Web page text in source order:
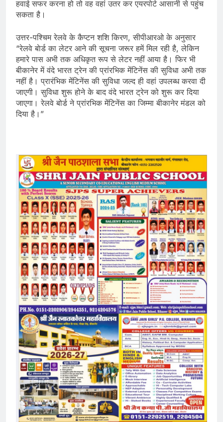
हवाई सफर करना हो तो वह वहां उतर कर एयरपोर्ट आसानी से पहुंच
सकता है।
उत्तर-पश्चिम रेलवे के कैप्टन शशि किरण, सीपीआरओ के अनुसार
“रेलवे बाेर्ड का लेटर आने की सूचना जरूर हमें मिल रही है, लेकिन
हमारे पास अभी तक अधिकृत रूप से लेटर नहीं आया है। फिर भी
बीकानेर में वंदे भारत ट्रेन की प्रांरभिक मेंटिनेंस की सुविधा अभी तक
नहीं है। प्रारंभिक मेंटिनेंस की सुविधा जल्द ही वहां उपलब्ध करवा दी
जाएगी। सुविधा शुरू होने के बाद वंदे भारत ट्रेन को शुरू कर दिया
जाएगा। रेलवे बोर्ड ने प्रांरभिक मेंटिनेंस का जिम्मा बीकानेर मंडल को
दिया है।”